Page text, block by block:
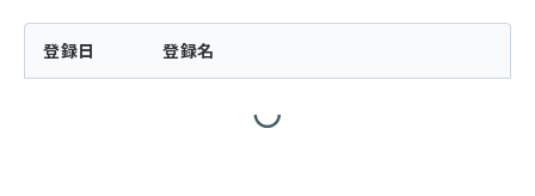
登録日 登録名